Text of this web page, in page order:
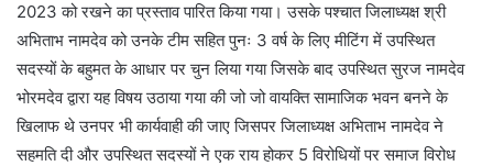
2023 को रखने का प्रस्ताव पारित किया गया। उसके पश्चात जिलाध्यक्ष श्री
अभिताभ नामदेव को उनके टीम सहित पुनः 3 वर्ष के लिए मीटिंग में उपस्थित
सदस्यों के बहुमत के आधार पर चुन लिया गया जिसके बाद उपस्थित सुरज नामदेव
भोरमदेव द्वारा यह विषय उठाया गया की जो जो वायक्ति सामाजिक भवन बनने के
खिलाफ थे उनपर भी कार्यवाही की जाए जिसपर जिलाध्यक्ष अभिताभ नामदेव ने
सहमति दी और उपस्थित सदस्यों ने एक राय होकर 5 विरोधियों पर समाज विरोध